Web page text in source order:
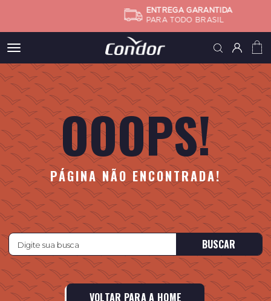
ENTREGA GARANTIDA
PARA TODO BRASIL
OOOPS!
PÁGINA NÃO ENCONTRADA!
BUSCAR
VOLTAR PARA A HOME